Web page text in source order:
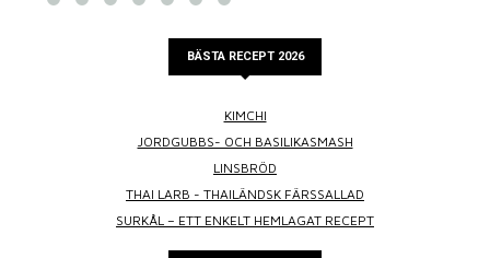
BÄSTA RECEPT 2026
KIMCHI
JORDGUBBS- OCH BASILIKASMASH
LINSBRÖD
THAI LARB - THAILÄNDSK FÄRSSALLAD
SURKÅL – ETT ENKELT HEMLAGAT RECEPT